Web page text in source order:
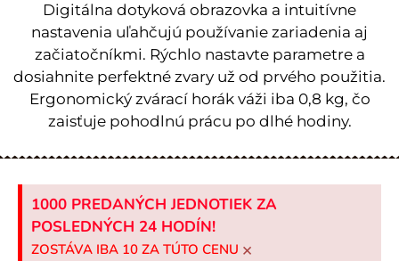
Digitálna dotyková obrazovka a intuitívne
nastavenia uľahčujú používanie zariadenia aj
začiatočníkmi. Rýchlo nastavte parametre a
dosiahnite perfektné zvary už od prvého použitia.
Ergonomický zvárací horák váži iba 0,8 kg, čo
zaisťuje pohodlnú prácu po dlhé hodiny.
1000 PREDANÝCH JEDNOTIEK ZA
POSLEDNÝCH 24 HODÍN!
ZOSTÁVA IBA 10 ZA TÚTO CENU ×